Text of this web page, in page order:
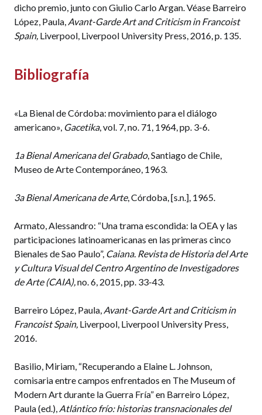
dicho premio, junto con Giulio Carlo Argan. Véase Barreiro
López, Paula, Avant-Garde Art and Criticism in Francoist
Spain, Liverpool, Liverpool University Press, 2016, p. 135.
Bibliografía
«La Bienal de Córdoba: movimiento para el diálogo
americano», Gacetika, vol. 7, no. 71, 1964, pp. 3-6.
1a Bienal Americana del Grabado, Santiago de Chile,
Museo de Arte Contemporáneo, 1963.
3a Bienal Americana de Arte, Córdoba, [s.n.], 1965.
Armato, Alessandro: “Una trama escondida: la OEA y las
participaciones latinoamericanas en las primeras cinco
Bienales de Sao Paulo”, Caiana. Revista de Historia del Arte
y Cultura Visual del Centro Argentino de Investigadores
de Arte (CAIA),no. 6, 2015, pp. 33-43.
Barreiro López, Paula, Avant-Garde Art and Criticism in
Francoist Spain, Liverpool, Liverpool University Press,
2016.
Basilio, Miriam, “Recuperando a Elaine L. Johnson,
comisaria entre campos enfrentados en The Museum of
Modern Art durante la Guerra Fría” en Barreiro López,
Paula (ed.), Atlántico frío: historias transnacionales del